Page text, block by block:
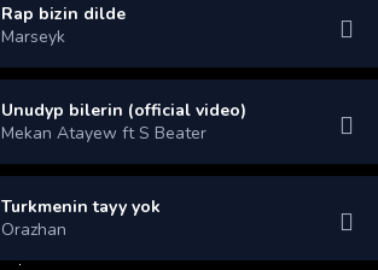
Rap bizin dilde
Marseyk
Unudyp bilerin (official video)
Mekan Atayew ft S Beater
Turkmenin tayy yok
Orazhan